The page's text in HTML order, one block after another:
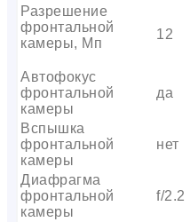
Разрешение
фронтальной
камеры, Мп
12
Автофокус
фронтальной
камеры
да
Вспышка
фронтальной
камеры
нет
Диафрагма
фронтальной
камеры
f/2.2